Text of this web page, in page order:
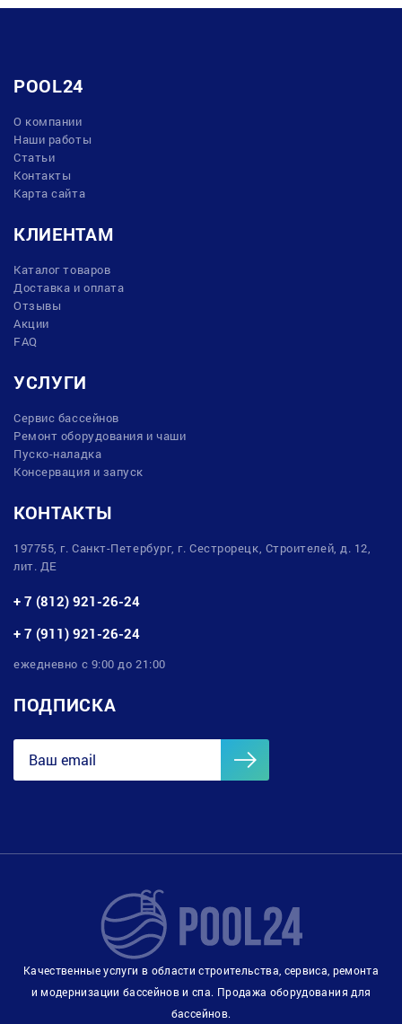
POOL24
О компании
Наши работы
Статьи
Контакты
Карта сайта
КЛИЕНТАМ
Каталог товаров
Доставка и оплата
Отзывы
Акции
FAQ
УСЛУГИ
Сервис бассейнов
Ремонт оборудования и чаши
Пуско-наладка
Консервация и запуск
КОНТАКТЫ
197755, г. Санкт-Петербург, г. Сестрорецк, Строителей, д. 12,
лит. ДЕ
+ 7 (812) 921-26-24
+ 7 (911) 921-26-24
ежедневно с 9:00 до 21:00
ПОДПИСКА
Качественные услуги в области строительства, сервиса, ремонта
и модернизации бассейнов и спа. Продажа оборудования для
бассейнов.